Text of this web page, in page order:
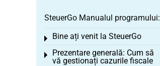
SteuerGo Manualul programului:
Bine ați venit la SteuerGo
Toggle menu
Prezentare generală: Cum să
vă gestionați cazurile fiscale
Toggle menu